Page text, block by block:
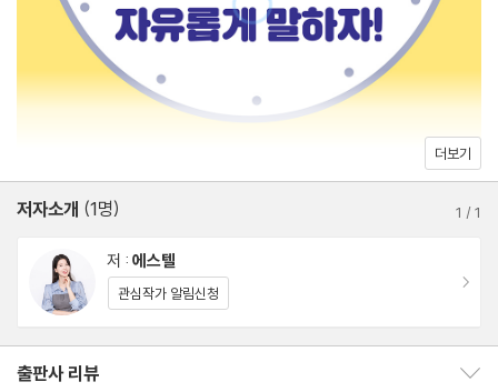
Unit14 Do you ~? 뭐 하는지 물어보기
Unit15 Am I ~? 어떤 상태인지 물어보기
Unit16 Have you p.p. ~? 해 본 적 있는지 물어보기
Unit17 Will you ~? 조언을 구하거나 가능한지 물어보기
Unit18 Who / What / Which ~? 누가, 무엇이 그랬는지 물어보
기
Unit01 that / who / what / which 두 문장 붙여 길게 말하기
Unit02 when / where / how / why 두 문장 붙여 길게 말하기
Unit03 if / whether 두 문장 붙여 길게 말하기
더보기
저자소개 (1명) 1 /1
저 : 에스텔
관심작가 알림신청
출판사 리뷰